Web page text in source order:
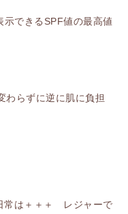
できるSPF値の最高値
わらずに逆に肌に負担
常は＋＋＋ レジャーで